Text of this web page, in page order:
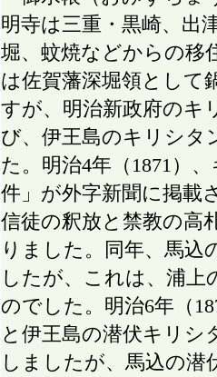
明寺は三重・黒崎、出
堀、蚊焼などからの移
は佐賀藩深堀領として
すが、明治新政府のキ
び、伊王島のキリシタ
た。明治4年（1871）
件」が外字新聞に掲載
信徒の釈放と禁教の高
りました。同年、馬込
したが、これは、浦上
のでした。明治6年（
と伊王島の潜伏キリシ
しましたが、馬込の潜